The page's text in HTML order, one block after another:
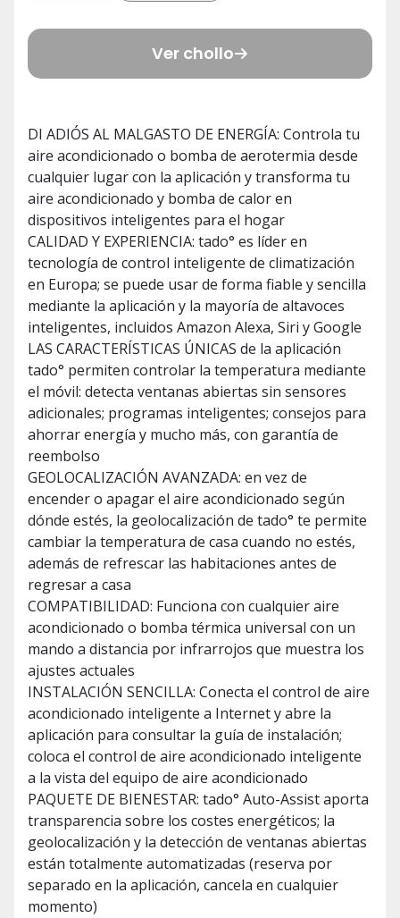
Ver chollo
DI ADIÓS AL MALGASTO DE ENERGÍA: Controla tu
aire acondicionado o bomba de aerotermia desde
cualquier lugar con la aplicación y transforma tu
aire acondicionado y bomba de calor en
dispositivos inteligentes para el hogar
CALIDAD Y EXPERIENCIA: tado° es líder en
tecnología de control inteligente de climatización
en Europa; se puede usar de forma fiable y sencilla
mediante la aplicación y la mayoría de altavoces
inteligentes, incluidos Amazon Alexa, Siri y Google
LAS CARACTERÍSTICAS ÚNICAS de la aplicación
tado° permiten controlar la temperatura mediante
el móvil: detecta ventanas abiertas sin sensores
adicionales; programas inteligentes; consejos para
ahorrar energía y mucho más, con garantía de
reembolso
GEOLOCALIZACIÓN AVANZADA: en vez de
encender o apagar el aire acondicionado según
dónde estés, la geolocalización de tado° te permite
cambiar la temperatura de casa cuando no estés,
además de refrescar las habitaciones antes de
regresar a casa
COMPATIBILIDAD: Funciona con cualquier aire
acondicionado o bomba térmica universal con un
mando a distancia por infrarrojos que muestra los
ajustes actuales
INSTALACIÓN SENCILLA: Conecta el control de aire
acondicionado inteligente a Internet y abre la
aplicación para consultar la guía de instalación;
coloca el control de aire acondicionado inteligente
a la vista del equipo de aire acondicionado
PAQUETE DE BIENESTAR: tado° Auto-Assist aporta
transparencia sobre los costes energéticos; la
geolocalización y la detección de ventanas abiertas
están totalmente automatizadas (reserva por
separado en la aplicación, cancela en cualquier
momento)